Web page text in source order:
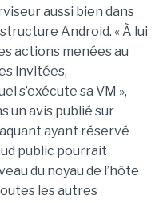
aussi bien dans
Android. « À lui
actions menées au
invitées,
s’exécute sa VM »,
un avis publié sur
ayant réservé
public pourrait
du noyau de l’hôte
les autres